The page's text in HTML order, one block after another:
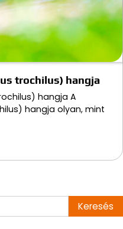
trochilus) hangja
hangja A
hangja olyan, mint